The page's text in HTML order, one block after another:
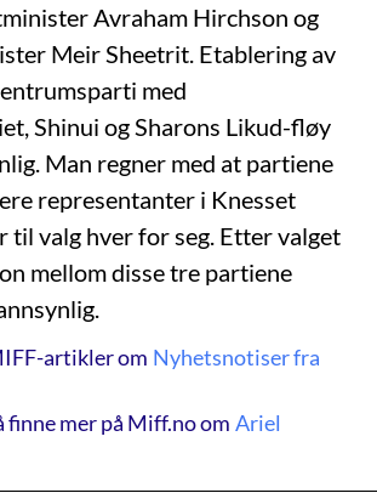
Avraham Hirchson og
Meir Sheetrit. Etablering av
med
Shinui og Sharons Likud-fløy
Man regner med at partiene
representanter i Knesset
til valg hver for seg. Etter valget
mellom disse tre partiene
artikler om Nyhetsnotiser fra
finne mer på Miff.no om Ariel